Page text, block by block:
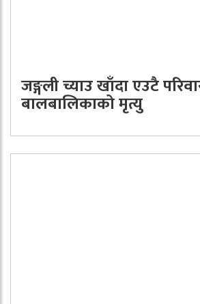
जङ्गली च्याउ खाँदा एउटै
बालबालिकाको मृत्यु